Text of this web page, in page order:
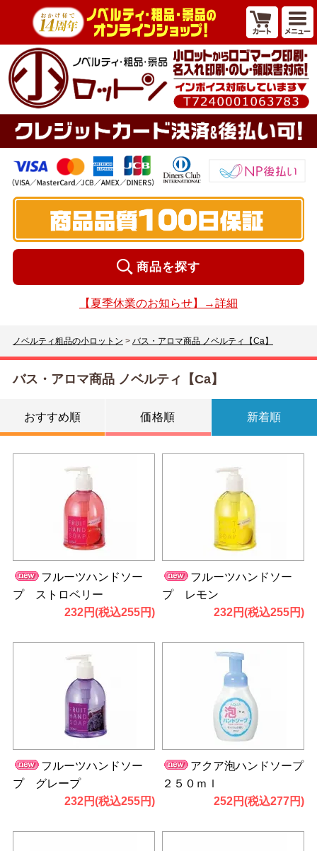
商品を探す
【夏季休業のお知らせ】→詳細
ノベルティ粗品の小ロットン > バス・アロマ商品 ノベルティ【Ca】
バス・アロマ商品 ノベルティ【Ca】
おすすめ順 価格順 新着順
フルーツハンドソー
プ ストロベリー
232円(税込255円)
フルーツハンドソー
プ レモン
232円(税込255円)
フルーツハンドソー
プ グレープ
232円(税込255円)
アクア泡ハンドソープ
２５０ｍｌ
252円(税込277円)